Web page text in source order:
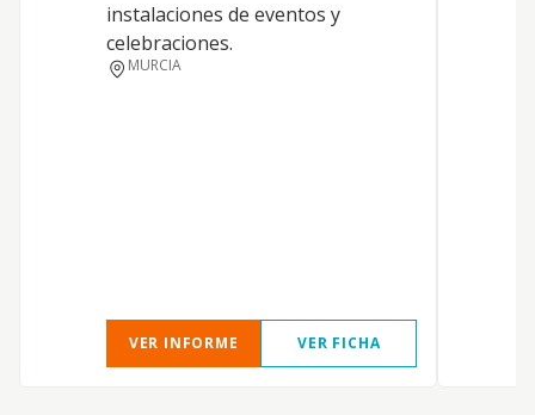
instalaciones de eventos y
celebraciones.
MURCIA
VER INFORME VER FICHA